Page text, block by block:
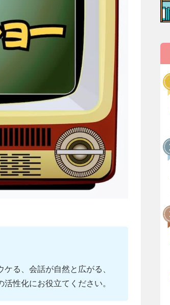
る、会話が自然と広がる、
性化にお役立てください。